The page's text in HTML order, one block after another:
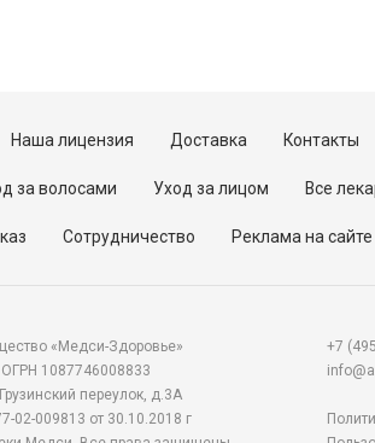
Наша лицензия Доставка Контакты
за волосами Уход за лицом Все
Сотрудничество Реклама на сайте
«Медси-Здоровье»
1087746008833
переулок, д.3А
02-009813 от 30.10.2018 г
+7